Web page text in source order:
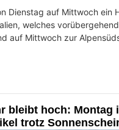
Dienstag auf Mittwoch ein
welches
auf Mittwoch zur
bleibt hoch: Montag
trotz